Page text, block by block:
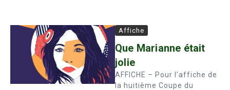
Affiche
Que Marianne était
jolie
AFFICHE – Pour l’affiche de
la huitième Coupe du